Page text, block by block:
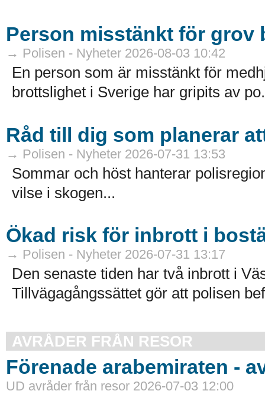
Person misstänkt för grov
→ Polisen - Nyheter 2026-08-03 10:42
En person som är misstänkt för
brottslighet i Sverige har gripits av
Råd till dig som planerar
→ Polisen - Nyheter 2026-07-31 13:53
Sommar och höst hanterar
vilse i skogen...
Ökad risk för inbrott i
→ Polisen - Nyheter 2026-07-31 13:17
Den senaste tiden har två inbrott i
Tillvägagångssättet gör att polisen
AVRÅDER FRÅN RESOR
Förenade arabemiraten -
UD avråder från resor 2026-07-03 12:00